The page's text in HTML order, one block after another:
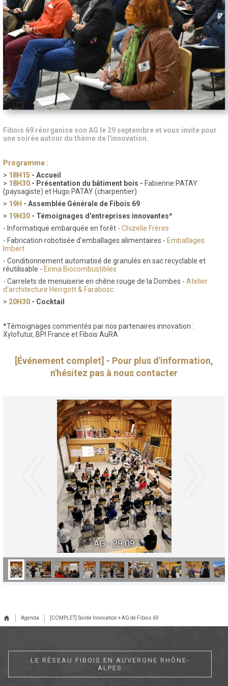
Fibois 69 réorganise son AG le 29 septembre et vous invite pour
une soirée autour du thème de l'innovation.
Programme :
> 18H15 - Accueil
> 18H30 - Présentation du bâtiment bois - Fabienne PATAY
(paysagiste) et Hugo PATAY (charpentier)
> 19H - Assemblée Générale de Fibois 69
> 19H30 - Témoignages d'entreprises innovantes*
- Informatique embarquée en forêt - Chizelle Frères
- Fabrication robotisée d'emballages alimentaires - Emballages
Imbert
- Conditionnement automatisé de granulés en sac recyclable et
réutilisable - Einna Biocombustibles
- Carrelets de menuiserie en chêne rouge de la Dombes - Atelier
d'architecture Herrgott & Farabosc
> 20H30 - Cocktail
*Témoignages commentés par nos partenaires innovation :
Xylofutur, BPI France et Fibois AuRA
[Événement complet] - Pour plus d'information,
n'hésitez pas à nous contacter
AG - 29.09
Agenda [COMPLET] Soirée Innovation + AG de Fibois 69
LE RÉSEAU FIBOIS EN AUVERGNE RHÔNE-
ALPES